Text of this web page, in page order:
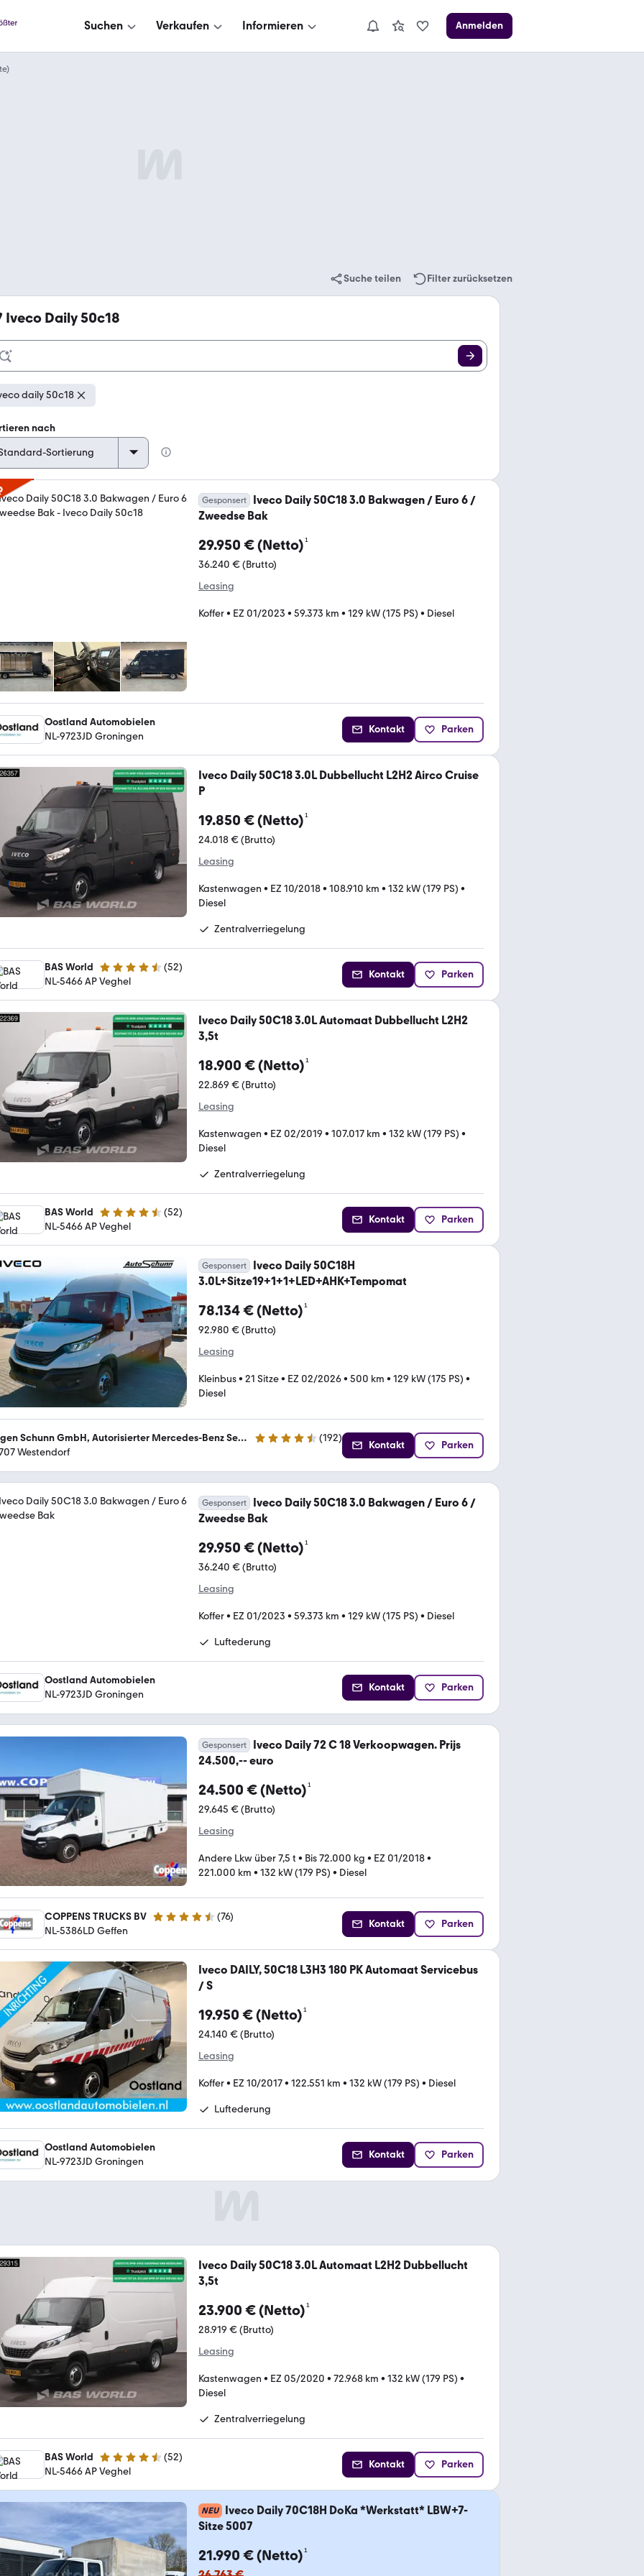
Suchen Verkaufen Informieren Anmelden
Suche teilen Filter zurücksetzen
Iveco Daily 50c18
daily 50c18
nach
Gesponsert
Iveco Daily 50C18 3.0 Bakwagen / Euro 6 /
Zweedse Bak
29.950 € (Netto)¹
36.240 € (Brutto)
Leasing
Koffer• EZ 01/2023 • 59.373 km • 129 kW (175 PS) • Diesel
Oostland Automobielen
NL-9723JD Groningen
Kontakt Parken
Iveco Daily 50C18 3.0L Dubbellucht L2H2 Airco Cruise
P
19.850 € (Netto)¹
24.018 € (Brutto)
Leasing
Kastenwagen • EZ 10/2018• 108.910 km • 132 kW (179 PS) •
Diesel
Zentralverriegelung
BAS World 4.7 Sterne (52)
NL-5466 AP Veghel
Kontakt Parken
Iveco Daily 50C18 3.0L Automaat Dubbellucht L2H2
3,5t
18.900 € (Netto)¹
22.869 € (Brutto)
Leasing
Kastenwagen • EZ 02/2019 • 107.017 km • 132 kW (179 PS) •
Diesel
Zentralverriegelung
BAS World 4.7 Sterne (52)
NL-5466 AP Veghel
Kontakt Parken
Gesponsert
Iveco Daily 50C18H
3.0L+Sitze19+1+1+LED+AHK+Tempomat
78.134 € (Netto)¹
92.980 € (Brutto)
Leasing
Kleinbus• 21 Sitze• EZ 02/2026• 500 km • 129 kW (175 PS) •
Diesel
Jürgen Schunn GmbH, Autorisierter Mercedes-Benz Service 4.7 Sterne (192)
Westendorf
Kontakt Parken
Gesponsert
Iveco Daily 50C18 3.0 Bakwagen / Euro 6 /
Zweedse Bak
29.950 € (Netto)¹
36.240 € (Brutto)
Leasing
Koffer• EZ 01/2023 • 59.373 km • 129 kW (175 PS) • Diesel
Luftederung
Oostland Automobielen
NL-9723JD Groningen
Kontakt Parken
Gesponsert
Iveco Daily 72 C 18 Verkoopwagen. Prijs
24.500,-- euro
24.500 € (Netto)¹
29.645 € (Brutto)
Leasing
Andere Lkw über 7,5 t • Bis 72.000 kg • EZ 01/2018•
221.000 km • 132 kW (179 PS) • Diesel
COPPENS TRUCKS BV 4.3 Sterne (76)
NL-5386LD Geffen
Kontakt Parken
Iveco DAILY, 50C18 L3H3 180 PK Automaat Servicebus
/ S
19.950 € (Netto)¹
24.140 € (Brutto)
Leasing
Koffer• EZ 10/2017• 122.551 km • 132 kW (179 PS) • Diesel
Luftederung
Oostland Automobielen
NL-9723JD Groningen
Kontakt Parken
Iveco Daily 50C18 3.0L Automaat L2H2 Dubbellucht
3,5t
23.900 € (Netto)¹
28.919 € (Brutto)
Leasing
Kastenwagen • EZ 05/2020 • 72.968 km • 132 kW (179 PS) •
Diesel
Zentralverriegelung
BAS World 4.7 Sterne (52)
NL-5466 AP Veghel
Kontakt Parken
NEU
Iveco Daily 70C18H DoKa *Werkstatt* LBW+7-
Sitze 5007
21.990 € (Netto)¹